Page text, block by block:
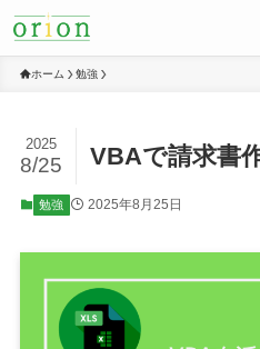
ホーム 勉強
VBAで請求書
2025
8/25
勉強 2025年8月25日